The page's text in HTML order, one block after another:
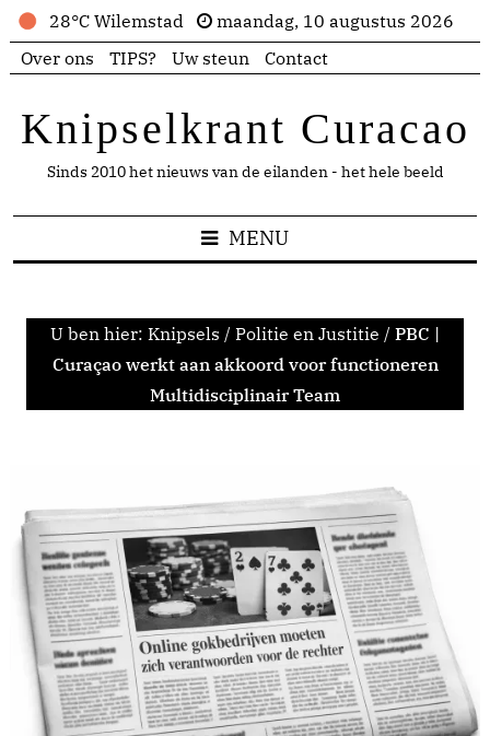
28°C Wilemstad
maandag, 10 augustus 2026
Over ons
TIPS? Uw steun Contact
Knipselkrant Curacao
Sinds 2010 het nieuws van de eilanden - het hele beeld
MENU
U ben hier: Knipsels / Politie en Justitie / PBC |
Curaçao werkt aan akkoord voor functioneren
Multidisciplinair Team